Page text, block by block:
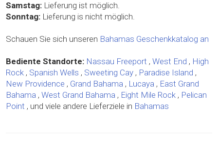
Samstag: Lieferung ist möglich.
Sonntag: Lieferung is nicht möglich.
Schauen Sie sich unseren Bahamas Geschenkkatalog an
Bediente Standorte: Nassau Freeport , West End , High
Rock , Spanish Wells , Sweeting Cay , Paradise Island ,
New Providence , Grand Bahama , Lucaya , East Grand
Bahama , West Grand Bahama , Eight Mile Rock , Pelican
Point , und viele andere Lieferziele in Bahamas